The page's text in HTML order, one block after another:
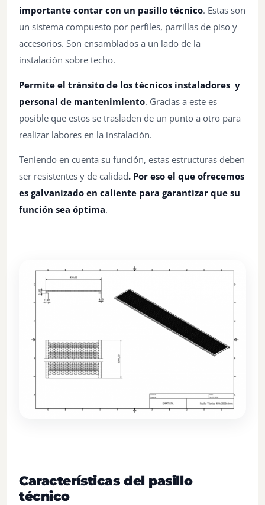
importante contar con un pasillo técnico. Estas son
un sistema compuesto por perfiles, parrillas de piso y
accesorios. Son ensamblados a un lado de la
instalación sobre techo.
Permite el tránsito de los técnicos instaladores y
personal de mantenimiento. Gracias a este es
posible que estos se trasladen de un punto a otro para
realizar labores en la instalación.
Teniendo en cuenta su función, estas estructuras deben
ser resistentes y de calidad. Por eso el que ofrecemos
es galvanizado en caliente para garantizar que su
función sea óptima.
Características del pasillo
técnico